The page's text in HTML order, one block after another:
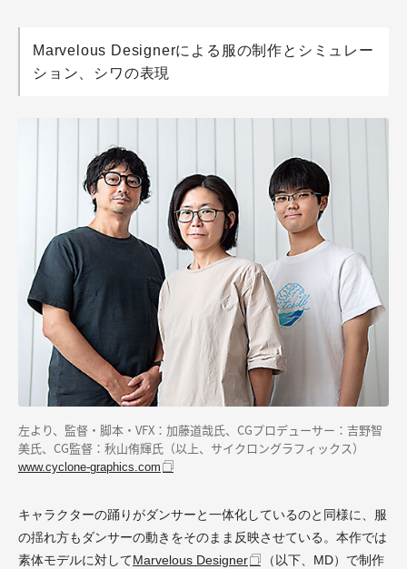
Marvelous Designerによる服の制作とシミュレー
ション、シワの表現
左より、監督・脚本・VFX：加藤道哉氏、CGプロデューサー：吉野智
美氏、CG監督：秋山侑輝氏（以上、サイクロングラフィックス）
www.cyclone-graphics.com
キャラクターの踊りがダンサーと一体化しているのと同様に、服
の揺れ方もダンサーの動きをそのまま反映させている。本作では
素体モデルに対してMarvelous Designer
（以下、MD）で制作